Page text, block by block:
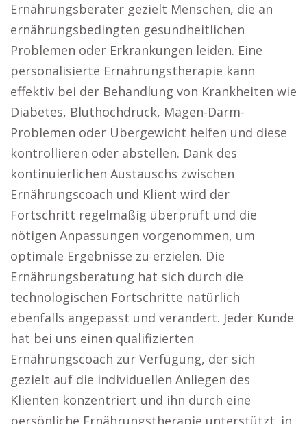
Ernährungsberater gezielt Menschen, die an
ernährungsbedingten gesundheitlichen
Problemen oder Erkrankungen leiden. Eine
personalisierte Ernährungstherapie kann
effektiv bei der Behandlung von Krankheiten wie
Diabetes, Bluthochdruck, Magen-Darm-
Problemen oder Übergewicht helfen und diese
kontrollieren oder abstellen. Dank des
kontinuierlichen Austauschs zwischen
Ernährungscoach und Klient wird der
Fortschritt regelmäßig überprüft und die
nötigen Anpassungen vorgenommen, um
optimale Ergebnisse zu erzielen. Die
Ernährungsberatung hat sich durch die
technologischen Fortschritte natürlich
ebenfalls angepasst und verändert. Jeder Kunde
hat bei uns einen qualifizierten
Ernährungscoach zur Verfügung, der sich
gezielt auf die individuellen Anliegen des
Klienten konzentriert und ihn durch eine
persönliche Ernährungstherapie unterstützt. in